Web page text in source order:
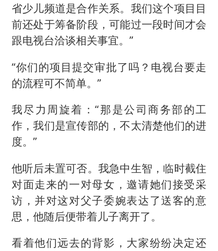
省少儿频道是合作关系。我们这个项目目
前还处于筹备阶段，可能过一段时间才会
跟电视台洽谈相关事宜。”
“你们的项目提交审批了吗？电视台要走
的流程可不简单。”
我尽力周旋着：“那是公司商务部的工
作，我们是宣传部的，不太清楚他们的进
度。”
他听后未置可否。我急中生智，临时截住
对面走来的一对母女，邀请她们接受采
访，并对这对父子委婉表达了送客的意
思，他随后便带着儿子离开了。
看着他们远去的背影，大家纷纷决定还